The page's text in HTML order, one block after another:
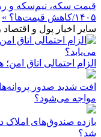
۱۴۰۵/کاهش قیمت‌ها؟ »
سایر اخبار پول و
الزام احتمالی اتاق
افت شدید صدور
مواجه می‌شود؟
بازده صندوق‌های
شد؟